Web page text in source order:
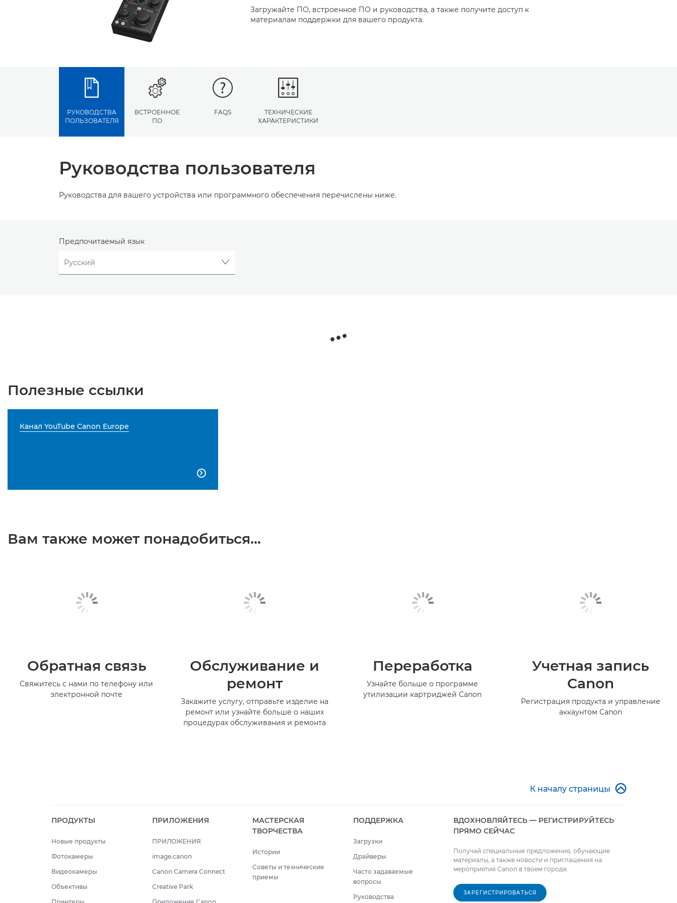
Загружайте ПО, встроенное ПО и руководства, а также получите доступ к
материалам поддержки для вашего продукта.
РУКОВОДСТВА
ПОЛЬЗОВАТЕЛЯ
ВСТРОЕННОЕ
ПО
FAQS
ТЕХНИЧЕСКИЕ
ХАРАКТЕРИСТИКИ
Руководства пользователя
Руководства для вашего устройства или программного обеспечения перечислены ниже.
Предпочитаемый язык
Полезные ссылки
Канал YouTube Canon Europe

Вам также может понадобиться...
Обратная связь
Свяжитесь с нами по телефону или
электронной почте
Обслуживание и
ремонт
Закажите услугу, отправьте изделие на
ремонт или узнайте больше о наших
процедурах обслуживания и ремонта
Переработка
Узнайте больше о программе
утилизации картриджей Canon
Учетная запись
Canon
Регистрация продукта и управление
аккаунтом Canon
К началу страницы 
ПРОДУКТЫ
Новые продукты
Фотокамеры
Видеокамеры
Объективы
ПРИЛОЖЕНИЯ
ПРИЛОЖЕНИЯ
image.canon
Canon Camera Connect
Creative Park
МАСТЕРСКАЯ
ТВОРЧЕСТВА
Истории
Советы и технические
приемы
ПОДДЕРЖКА
Загрузки
Драйверы
Часто задаваемые
вопросы
Руководства
ВДОХНОВЛЯЙТЕСЬ — РЕГИСТРИРУЙТЕСЬ
ПРЯМО СЕЙЧАС
Получай специальные предложения, обучающие
материалы, а также новости и приглашения на
мероприятия Canon в твоем городе.
ЗАРЕГИСТРИРОВАТЬСЯ